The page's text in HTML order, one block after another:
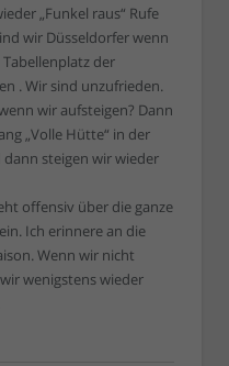
„Funkel raus“ Rufe
wir Düsseldorfer wenn
der
. Wir sind unzufrieden.
wir aufsteigen? Dann
„Volle Hütte“ in der
dann steigen wir wieder
offensiv über die ganze
Ich erinnere an die
Wenn wir nicht
wenigstens wieder